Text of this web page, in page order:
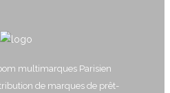
multimarques Parisien
de marques de prêt-